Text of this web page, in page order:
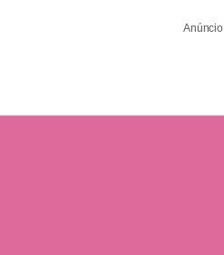
Anúncio